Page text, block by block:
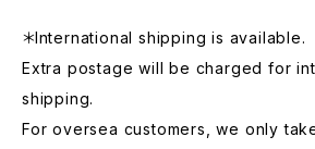
＊International shipping is available.
Extra postage will be charged for
shipping.
For oversea customers, we only